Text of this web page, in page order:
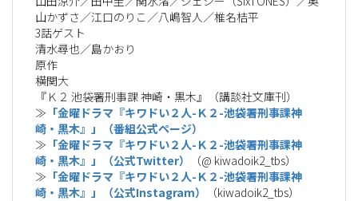
山かずさ／江口のりこ／八嶋智人／椎名桔平
3話ゲスト
清水尋也／島かおり
原作
横関大
『Ｋ２ 池袋署刑事課 神崎・黒木』（講談社文庫刊）
≫ 「金曜ドラマ『キワドい２人-Ｋ２-池袋署刑事課神
崎・黒木』」（番組公式ページ）
≫ 「金曜ドラマ『キワドい２人-Ｋ２-池袋署刑事課神
崎・黒木』」（公式Twitter）
（@ kiwadoik2_tbs）
≫ 「金曜ドラマ『キワドい２人-Ｋ２-池袋署刑事課神
崎・黒木』」（公式Instagram）
（kiwadoik2_tbs）